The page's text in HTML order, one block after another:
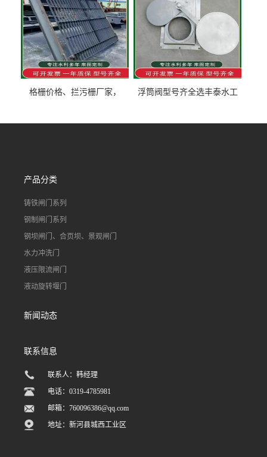
格栅价格、拦污栅厂家，
浮筒阀型号齐全选丰泰水工
道水库电站污水处理钢制闸
产品分类
铸铁闸门系列
钢制闸门系列
钢坝闸门、合页坝、景观闸门
水力冲洗门
液压限流闸门
液动旋转堰门
新闻动态
联系信息
联系人：韩经理
电话：0319-4785981
邮箱：760096386@qq.com
地址：新河县城西工业区